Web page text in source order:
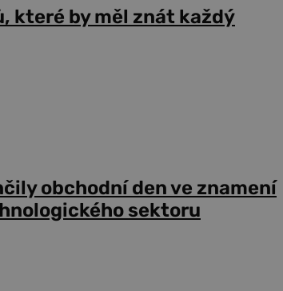
které by měl znát každý
obchodní den ve znamení
sektoru